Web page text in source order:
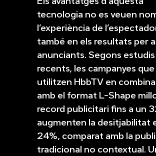
tecnologia no es veuen
l’experiència de
també en els resultats per
anunciants. Segons estudis
recents, les campanyes que
utilitzen HbbTV en
amb el format L-Shape
record publicitari fins a un
augmenten la desitjabilitat
24%, comparat amb la
tradicional no contextual.